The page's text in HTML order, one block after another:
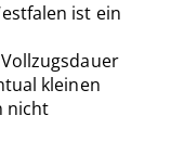
ist ein
kleinen
nicht